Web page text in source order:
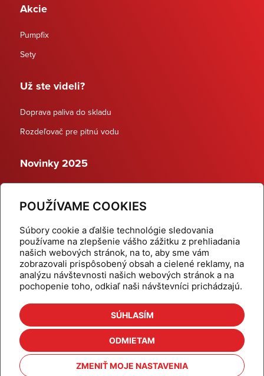
POUŽÍVAME COOKIES
Súbory cookie a ďalšie technológie sledovania
používame na zlepšenie vášho zážitku z prehliadania
našich webových stránok, na to, aby sme vám
zobrazovali prispôsobený obsah a cielené reklamy, na
analýzu návštevnosti našich webových stránok a na
pochopenie toho, odkiaľ naši návštevníci prichádzajú.
SÚHLASÍM
ODMIETAM
ZMENIŤ MOJE NASTAVENIA
Akcie
Pumpfix
Sety
Už ste videli?
Doprava paliva do skladu
Rozdeľovač pre pitnú vodu
Novinky 2025
Dynamické termostatické ventily
Domov
Produkty
Aktuality
Odber šikovné tipy
Kalkulačky
Cenníky
Na stiahnutie
Referencie
Kontakt